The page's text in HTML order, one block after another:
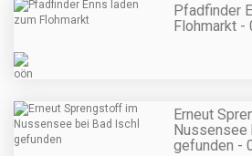
Pfadfinder
Flohmarkt -
Erneut
Nussensee
gefunden -